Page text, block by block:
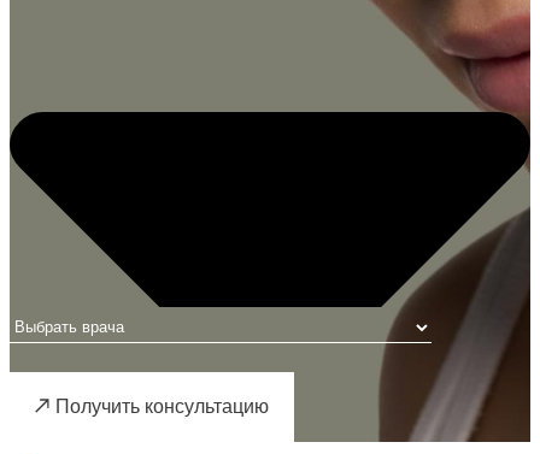
Получить консультацию